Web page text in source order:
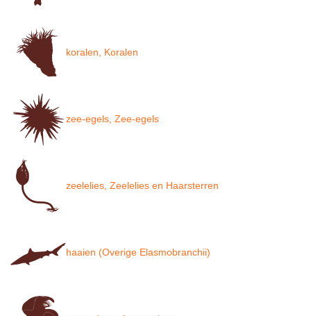
koralen, Koralen
zee-egels, Zee-egels
zeelelies, Zeelelies en Haarsterren
haaien (Overige Elasmobranchii)